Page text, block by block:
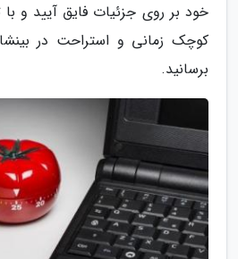
خود بر روی جزئیات فایق آیید و
کوچک زمانی و استراحت در
برسانید.